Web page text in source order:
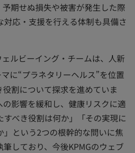
期せぬ損失や被害が発生した際
対応・支援を行える体制も具備さ
ルビーイング・チームは、人新
に“プラネタリーヘルス”を位置
割について探求を進めていま
影響を緩和し、健康リスクに適
べき役割は何か」「その実現に
」という2つの根幹的な問いに焦
しており、今後KPMGのウェブ